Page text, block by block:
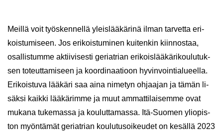
Meil­lä voit työs­ken­nel­lä yleis­lää­kä­ri­nä ilman tar­vet­ta eri­
kois­tu­mi­seen. Jos eri­kois­tu­mi­nen kui­ten­kin kiin­nos­taa,
osal­lis­tum­me ak­tii­vi­ses­ti ge­riat­rian eri­kois­lää­kä­ri­kou­lu­tuk­
sen to­teut­ta­mi­seen ja koor­di­naa­tioon hy­vin­voin­tia­lu­eel­la.
Eri­kois­tu­va lää­kä­ri saa aina ni­me­tyn oh­jaa­jan ja tämän li­
säk­si kaik­ki lää­kä­rim­me ja muut am­mat­ti­lai­sem­me ovat
mu­ka­na tu­ke­mas­sa ja kou­lut­ta­mas­sa. Itä-​Suomen yli­opis­
ton myön­tä­mät ge­riat­rian kou­lu­tusoi­keu­det on ke­säl­lä 2023